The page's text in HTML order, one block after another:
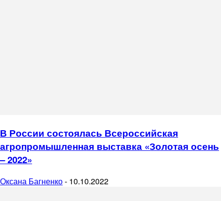
В России состоялась Всероссийская
агропромышленная выставка «Золотая осень
– 2022»
Оксана Багненко- 10.10.2022